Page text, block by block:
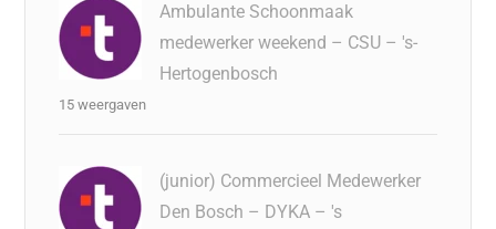
Ambulante Schoonmaak
medewerker weekend – CSU – 's-
Hertogenbosch
15 weergaven
(junior) Commercieel Medewerker
Den Bosch – DYKA – 's